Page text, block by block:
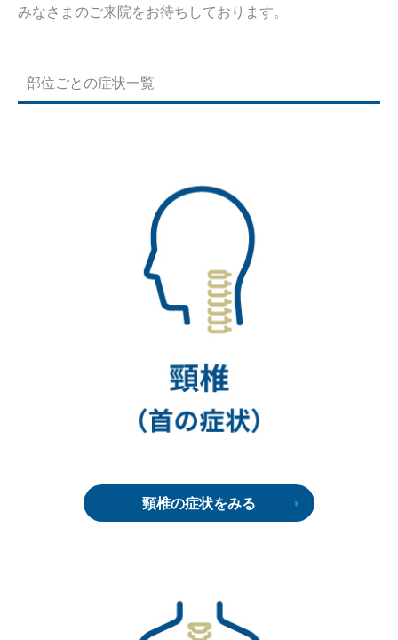
みなさまのご来院をお待ちしております。
部位ごとの症状一覧
頸椎の症状をみる